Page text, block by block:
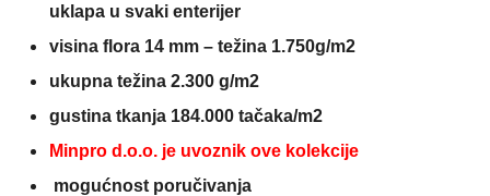
uklapa u svaki enterijer
visina flora 14 mm – težina 1.750g/m2
ukupna težina 2.300 g/m2
gustina tkanja 184.000 tačaka/m2
Minpro d.o.o. je uvoznik ove kolekcije
mogućnost poručivanja